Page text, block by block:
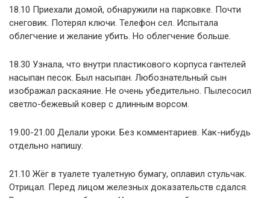
18.10 Приехали домой, обнаружили на парковке. Почти
снеговик. Потерял ключи. Телефон сел. Испытала
облегчение и желание убить. Но облегчение больше.
18.30 Узнала, что внутри пластикового корпуса гантелей
насыпан песок. Был насыпан. Любознательный сын
изображал раскаяние. Не очень убедительно. Пылесосил
светло-бежевый ковер с длинным ворсом.
19.00-21.00 Делали уроки. Без комментариев. Как-нибудь
отдельно напишу.
21.10 Жёг в туалете туалетную бумагу, оплавил стульчак.
Отрицал. Перед лицом железных доказательств сдался.